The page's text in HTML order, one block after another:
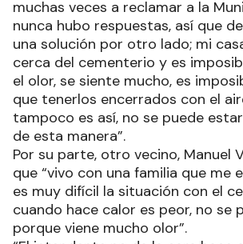
muchas veces a reclamar a la
nunca hubo respuestas, así que
una solución por otro lado; mi
cerca del cementerio y es
el olor, se siente mucho, es
que tenerlos encerrados con el
tampoco es así, no se puede
de esta manera”.
Por su parte, otro vecino, Manuel
que “vivo con una familia que me
es muy difícil la situación con el
cuando hace calor es peor, no se
porque viene mucho olor”.